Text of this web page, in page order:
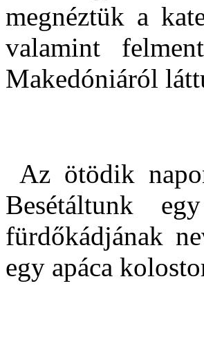
megnéztük a
valamint
Makedóniáról
Az ötödik
Besétáltunk
fürdőkádjának
egy apáca